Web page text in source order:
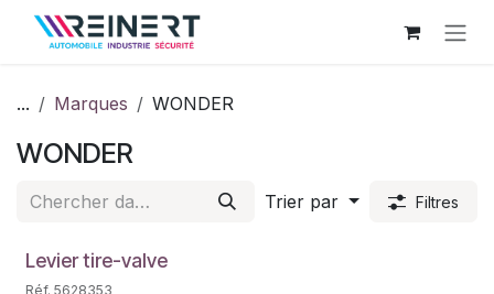
Se rendre au contenu
... Marques WONDER
WONDER
Trier par Filtres
Levier tire-valve
Réf. 5628353